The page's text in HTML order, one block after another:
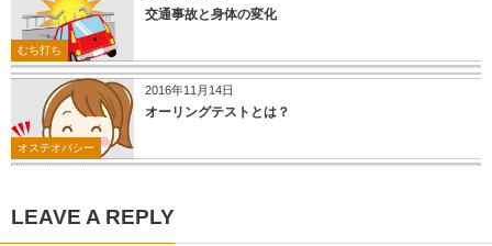
むち打ち
交通事故と身体の変化
2016年11月14日
オステオパシー
オーリングテストとは？
LEAVE A REPLY